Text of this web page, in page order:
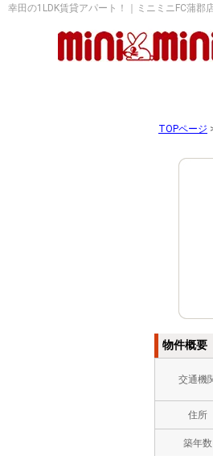
幸田の1LDK賃貸アパート！｜ミニミニFC蒲郡
TOPページ
物件概要
交通機
住所
築年数